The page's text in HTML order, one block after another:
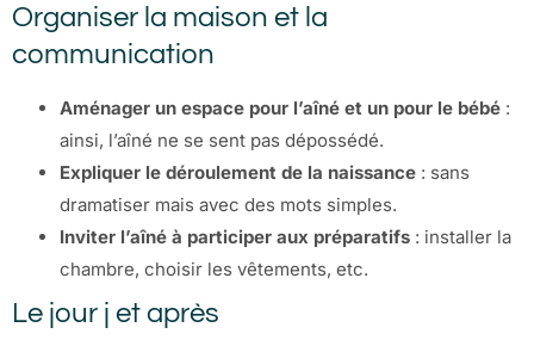
Organiser la maison et la
communication
Aménager un espace pour l’aîné et un pour le bébé :
ainsi, l’aîné ne se sent pas dépossédé.
Expliquer le déroulement de la naissance : sans
dramatiser mais avec des mots simples.
Inviter l’aîné à participer aux préparatifs : installer la
chambre, choisir les vêtements, etc.
Le jour j et après